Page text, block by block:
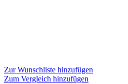
Zur Wunschliste hinzufügen
Zum Vergleich hinzufügen